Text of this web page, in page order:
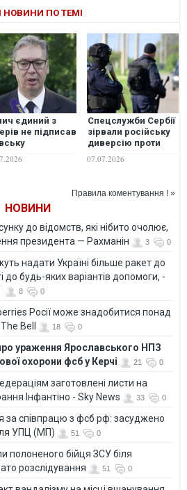
НОВИНИ ПО ТЕМІ
єдиний з
не підписав
–
Спецслужби Сербії
зірвали російську
диверсію проти
виробляє зброю
07.07.2026
Правила коментування ! »
НОВИНИ
до відомств, які нібито очолює,
президента — Рахманін
3 0
надати Україні більше ракет до
до будь-яких варіантів допомоги, -
8 0
Росії може знадобитися понад
Bell
18 0
ураження Ярославського НПЗ
охорони фсб у Керчі
21 0
заготовлені листи на
Інфантіно - Sky News
33 0
за співпрацю з фсб рф: засуджено
УПЦ (МП)
51 0
полоненого бійця ЗСУ біля
розслідування
51 0